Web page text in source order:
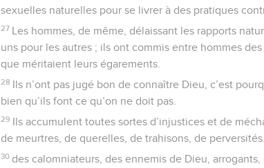
sexuelles naturelles pour se livrer à des pratiques
27 Les hommes, de même, délaissant les rapports
uns pour les autres ; ils ont commis entre hommes
que méritaient leurs égarements.
28 Ils n’ont pas jugé bon de connaître Dieu, c’est
bien qu’ils font ce qu’on ne doit pas.
29 Ils accumulent toutes sortes d’injustices et de
de meurtres, de querelles, de trahisons, de
30 des calomniateurs, des ennemis de Dieu,